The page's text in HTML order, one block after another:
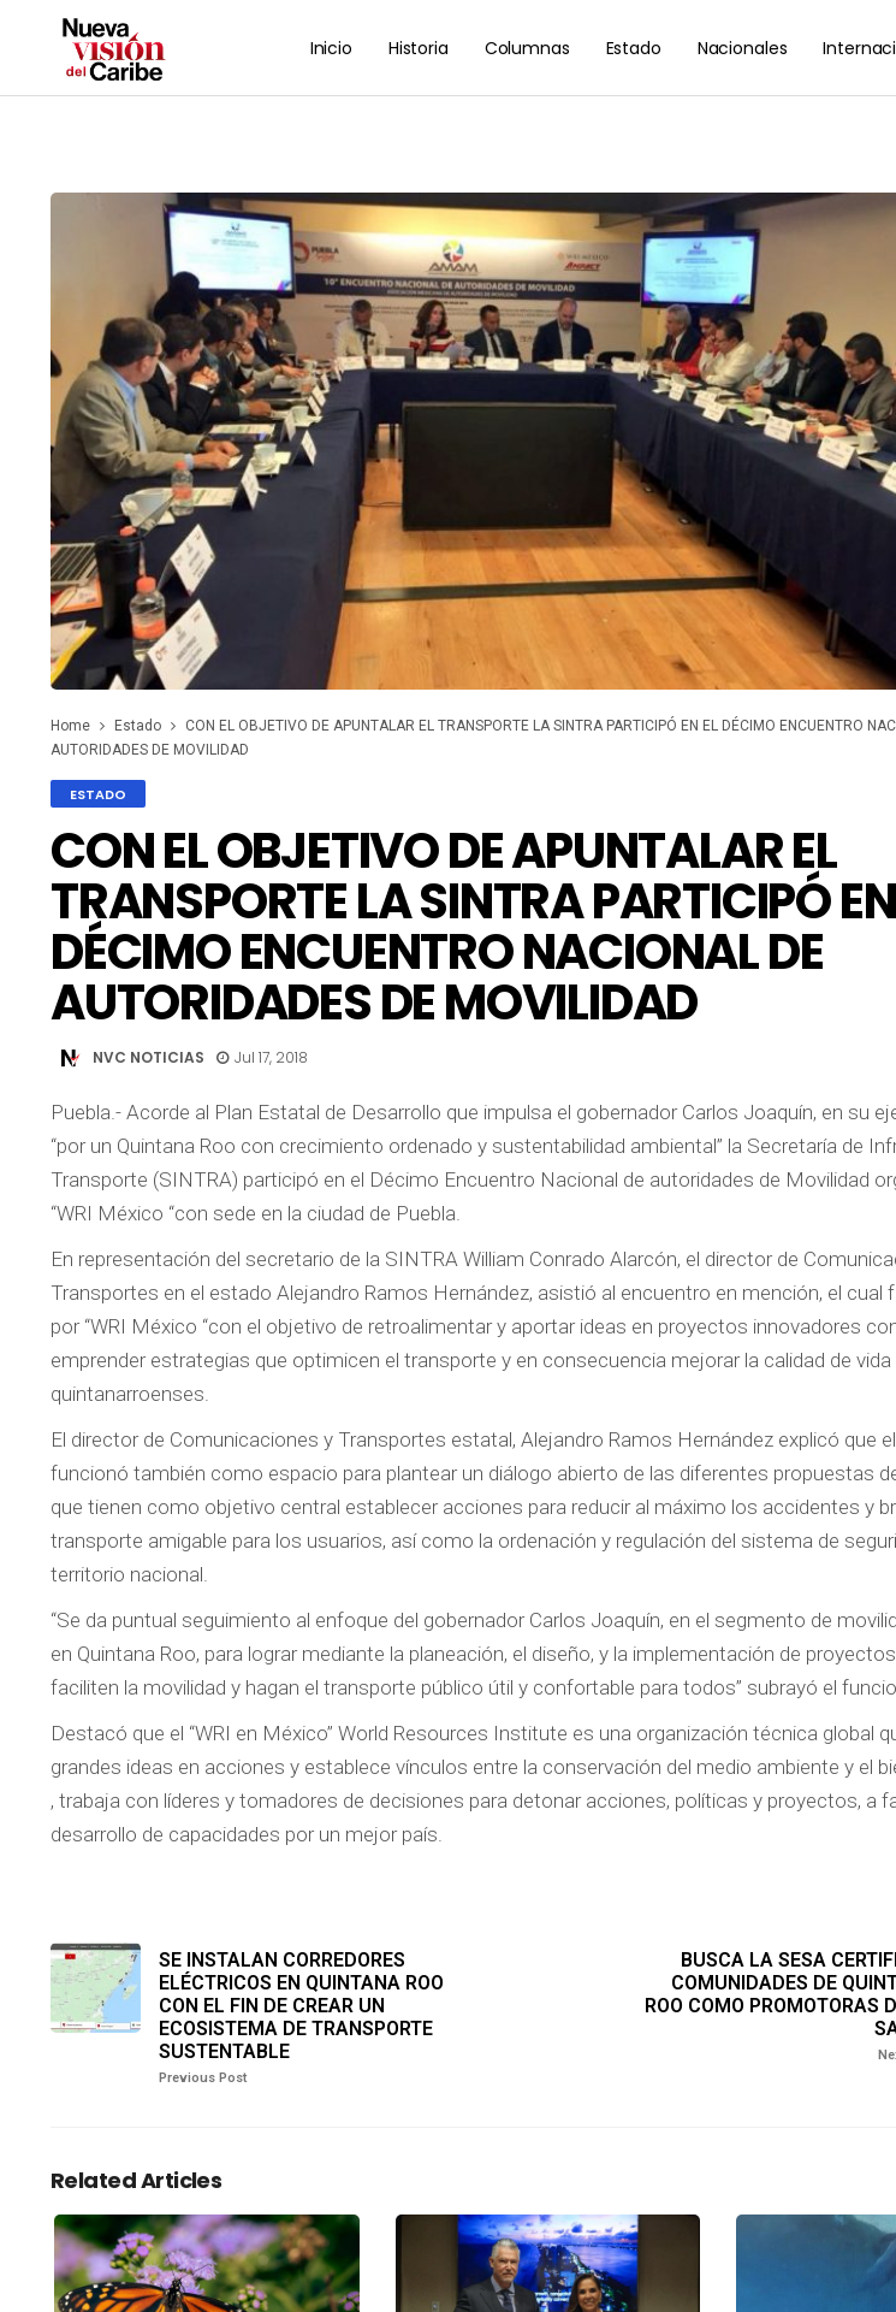
Inicio Historia Columnas Estado Nacionales
Home Estado
CON EL OBJETIVO DE APUNTALAR EL TRANSPORTE LA SINTRA PARTICIPÓ EN EL DÉCIMO ENCUENTRO
AUTORIDADES DE MOVILIDAD
ESTADO
CON EL OBJETIVO DE APUNTALAR EL
TRANSPORTE LA SINTRA PARTICIPÓ
DÉCIMO ENCUENTRO NACIONAL DE
AUTORIDADES DE MOVILIDAD
NVC NOTICIAS Jul 17, 2018
Puebla.- Acorde al Plan Estatal de Desarrollo que impulsa el gobernador Carlos Joaquín, en su
“por un Quintana Roo con crecimiento ordenado y sustentabilidad ambiental” la Secretaría de
Transporte (SINTRA) participó en el Décimo Encuentro Nacional de autoridades de Movilidad
“WRI México “con sede en la ciudad de Puebla.
En representación del secretario de la SINTRA William Conrado Alarcón, el director de
Transportes en el estado Alejandro Ramos Hernández, asistió al encuentro en mención, el cual
por “WRI México “con el objetivo de retroalimentar y aportar ideas en proyectos innovadores
emprender estrategias que optimicen el transporte y en consecuencia mejorar la calidad de vida
quintanarroenses.
El director de Comunicaciones y Transportes estatal, Alejandro Ramos Hernández explicó que
funcionó también como espacio para plantear un diálogo abierto de las diferentes propuestas
que tienen como objetivo central establecer acciones para reducir al máximo los accidentes y
transporte amigable para los usuarios, así como la ordenación y regulación del sistema de
territorio nacional.
“Se da puntual seguimiento al enfoque del gobernador Carlos Joaquín, en el segmento de
en Quintana Roo, para lograr mediante la planeación, el diseño, y la implementación de
faciliten la movilidad y hagan el transporte público útil y confortable para todos” subrayó el
Destacó que el “WRI en México” World Resources Institute es una organización técnica global
grandes ideas en acciones y establece vínculos entre la conservación del medio ambiente y el
, trabaja con líderes y tomadores de decisiones para detonar acciones, políticas y proyectos, a
desarrollo de capacidades por un mejor país.
SE INSTALAN CORREDORES
ELÉCTRICOS EN QUINTANA ROO
CON EL FIN DE CREAR UN
ECOSISTEMA DE TRANSPORTE
SUSTENTABLE
Previous Post
BUSCA LA SESA
COMUNIDADES DE
ROO COMO PROMOTORAS
Related Articles